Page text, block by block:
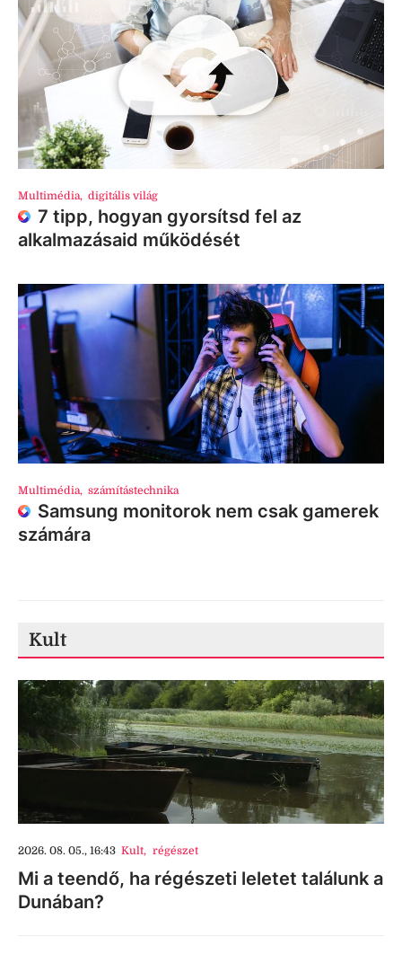
Multimédia, digitális világ
7 tipp, hogyan gyorsítsd fel az
alkalmazásaid működését
Multimédia, számítástechnika
Samsung monitorok nem csak gamerek
számára
Kult
2026. 08. 05., 16:43 Kult, régészet
Mi a teendő, ha régészeti leletet találunk a
Dunában?